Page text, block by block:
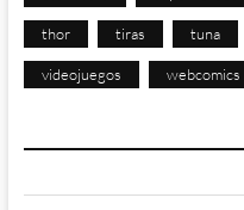
thor tiras tuna
videojuegos webcomics